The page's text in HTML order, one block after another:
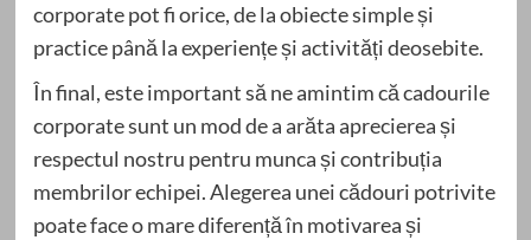
corporate pot fi orice, de la obiecte simple și
practice până la experiențe și activități deosebite.
În final, este important să ne amintim că cadourile
corporate sunt un mod de a arăta aprecierea și
respectul nostru pentru munca și contribuția
membrilor echipei. Alegerea unei cădouri potrivite
poate face o mare diferență în motivarea și